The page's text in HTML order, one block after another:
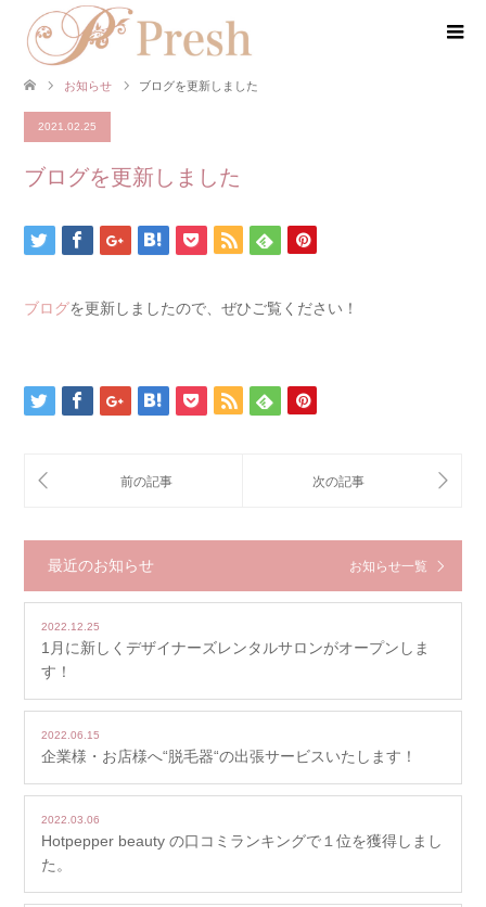
お知らせ ブログを更新しました
2021.02.25
ブログを更新しました
ブログを更新しましたので、ぜひご覧ください！
最近のお知らせ お知らせ一覧
2022.12.25
1月に新しくデザイナーズレンタルサロンがオープンしま
す！
2022.06.15
企業様・お店様へ“脱毛器“の出張サービスいたします！
2022.03.06
Hotpepper beauty の口コミランキングで１位を獲得しまし
た。